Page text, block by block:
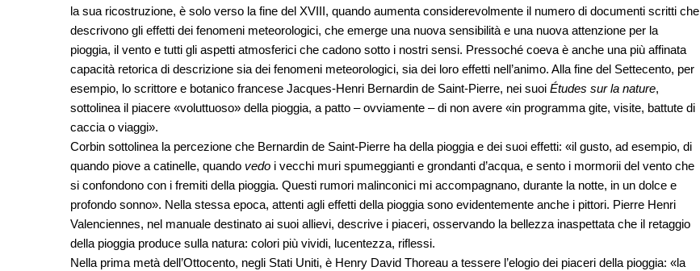
la sua ricostruzione, è solo verso la fine del XVIII, quando aumenta considerevolmente il numero di documenti scritti che
descrivono gli effetti dei fenomeni meteorologici, che emerge una nuova sensibilità e una nuova attenzione per la
pioggia, il vento e tutti gli aspetti atmosferici che cadono sotto i nostri sensi. Pressoché coeva è anche una più affinata
capacità retorica di descrizione sia dei fenomeni meteorologici, sia dei loro effetti nell’animo. Alla fine del Settecento, per
esempio, lo scrittore e botanico francese Jacques-Henri Bernardin de Saint-Pierre, nei suoi Études sur la nature,
sottolinea il piacere «voluttuoso» della pioggia, a patto – ovviamente – di non avere «in programma gite, visite, battute di
caccia o viaggi».
Corbin sottolinea la percezione che Bernardin de Saint-Pierre ha della pioggia e dei suoi effetti: «il gusto, ad esempio, di
quando piove a catinelle, quando vedo i vecchi muri spumeggianti e grondanti d’acqua, e sento i mormorii del vento che
si confondono con i fremiti della pioggia. Questi rumori malinconici mi accompagnano, durante la notte, in un dolce e
profondo sonno». Nella stessa epoca, attenti agli effetti della pioggia sono evidentemente anche i pittori. Pierre Henri
Valenciennes, nel manuale destinato ai suoi allievi, descrive i piaceri, osservando la bellezza inaspettata che il retaggio
della pioggia produce sulla natura: colori più vividi, lucentezza, riflessi.
Nella prima metà dell’Ottocento, negli Stati Uniti, è Henry David Thoreau a tessere l’elogio dei piaceri della pioggia: «la